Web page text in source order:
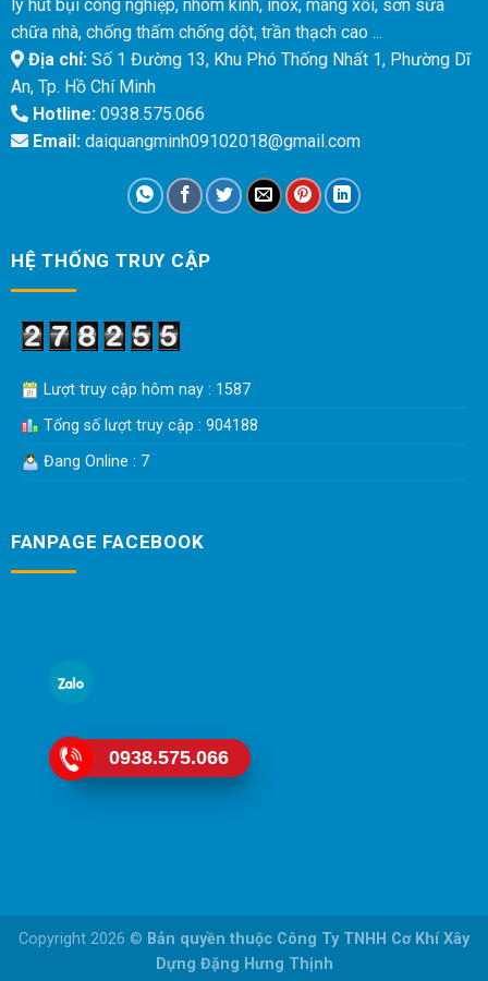
lý hút bụi công nghiệp, nhôm kính, inox, máng xối, sơn sửa
chữa nhà, chống thấm chống dột, trần thạch cao ...
Địa chỉ:Số 1 Đường 13, Khu Phó Thống Nhất 1, Phường Dĩ
An, Tp. Hồ Chí Minh
Hotline:0938.575.066
Email:daiquangminh09102018@gmail.com
HỆ THỐNG TRUY CẬP
Lượt truy cập hôm nay : 1587
Tổng số lượt truy cập : 904188
Đang Online : 7
FANPAGE FACEBOOK
Copyright 2026 © Bản quyền thuộc Công Ty TNHH Cơ Khí Xây
Dựng Đặng Hưng Thịnh
0938.575.066